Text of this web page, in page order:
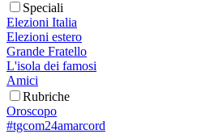
Speciali
Elezioni Italia
Elezioni estero
Grande Fratello
L'isola dei famosi
Amici
Rubriche
Oroscopo
#tgcom24amarcord